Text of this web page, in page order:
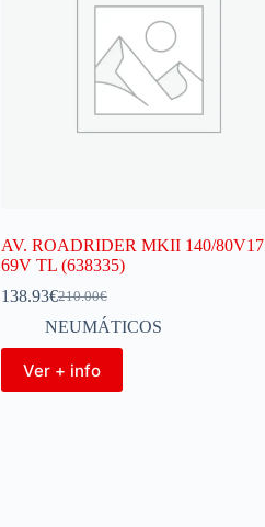
AV. ROADRIDER MKII 140/80V17
69V TL (638335)
210.00€
138.93€
NEUMÁTICOS
Ver + info